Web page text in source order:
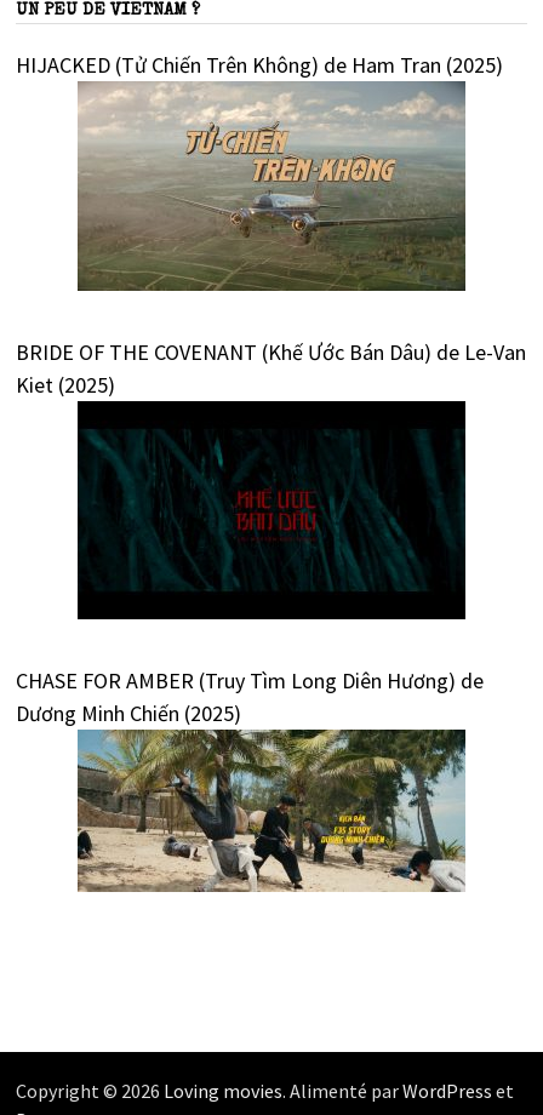
UN PEU DE VIETNAM ?
HIJACKED (Tử Chiến Trên Không) de Ham Tran (2025)
BRIDE OF THE COVENANT (Khế Ước Bán Dâu) de Le-Van
Kiet (2025)
CHASE FOR AMBER (Truy Tìm Long Diên Hương) de
Dương Minh Chiến (2025)
Copyright © 2026 Loving movies. Alimenté parWordPress et